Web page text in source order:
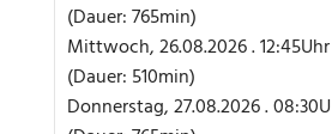
(Dauer: 765min)
Mittwoch, 26.08.2026 .
(Dauer: 510min)
Donnerstag, 27.08.2026 .